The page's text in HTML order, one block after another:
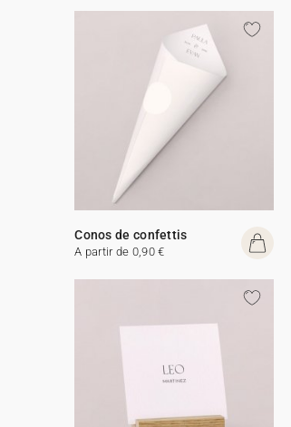
Conos de confettis
A partir de 0,90 €